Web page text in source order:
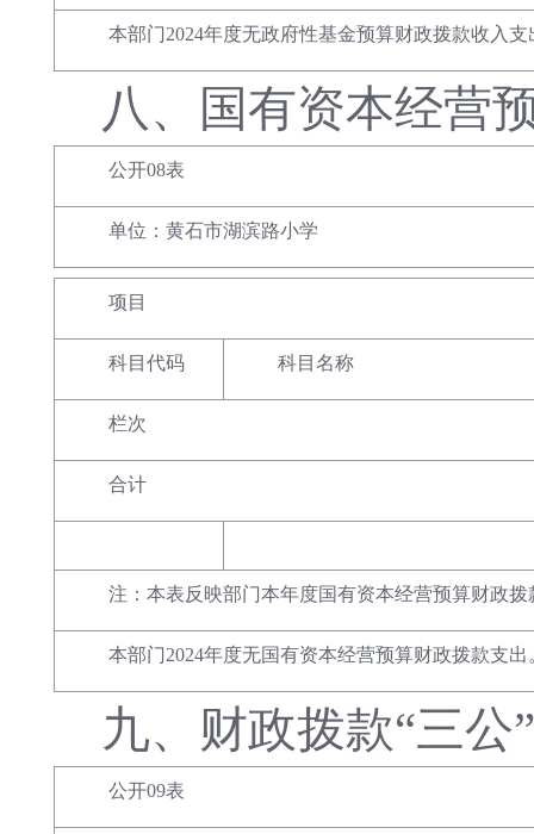
本部门2024年度无政府性基金预算财政拨款收入支
八、 国有资本经营
公开08表
单位：黄石市湖滨路小学
项目
科目代码 科目名称
栏次
合计
注：本表反映部门本年度国有资本经营预算财政拨
本部门2024年度无国有资本经营预算财政拨款支出
九、 财政拨款“三公
公开09表